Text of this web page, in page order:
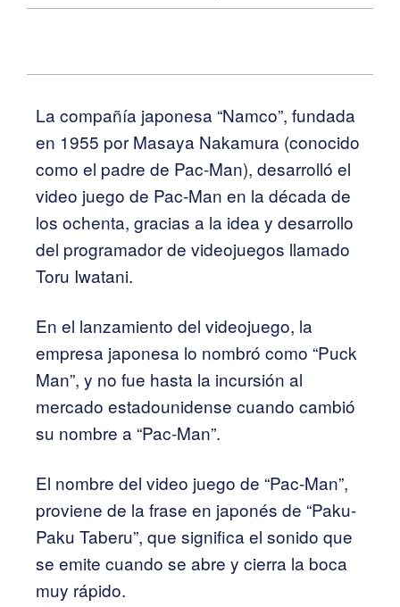
La compañía japonesa “Namco”, fundada
en 1955 por Masaya Nakamura (conocido
como el padre de Pac-Man), desarrolló el
video juego de Pac-Man en la década de
los ochenta, gracias a la idea y desarrollo
del programador de videojuegos llamado
Toru Iwatani.
En el lanzamiento del videojuego, la
empresa japonesa lo nombró como “Puck
Man”, y no fue hasta la incursión al
mercado estadounidense cuando cambió
su nombre a “Pac-Man”.
El nombre del video juego de “Pac-Man”,
proviene de la frase en japonés de “Paku-
Paku Taberu”, que significa el sonido que
se emite cuando se abre y cierra la boca
muy rápido.